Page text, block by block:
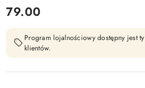
cena:
79.00
Program lojalnościowy dostępny jest
klientów.